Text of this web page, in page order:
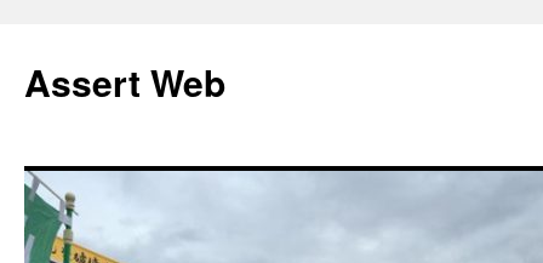
テ
ン
ス
キ
ッ
プ
Assert Web